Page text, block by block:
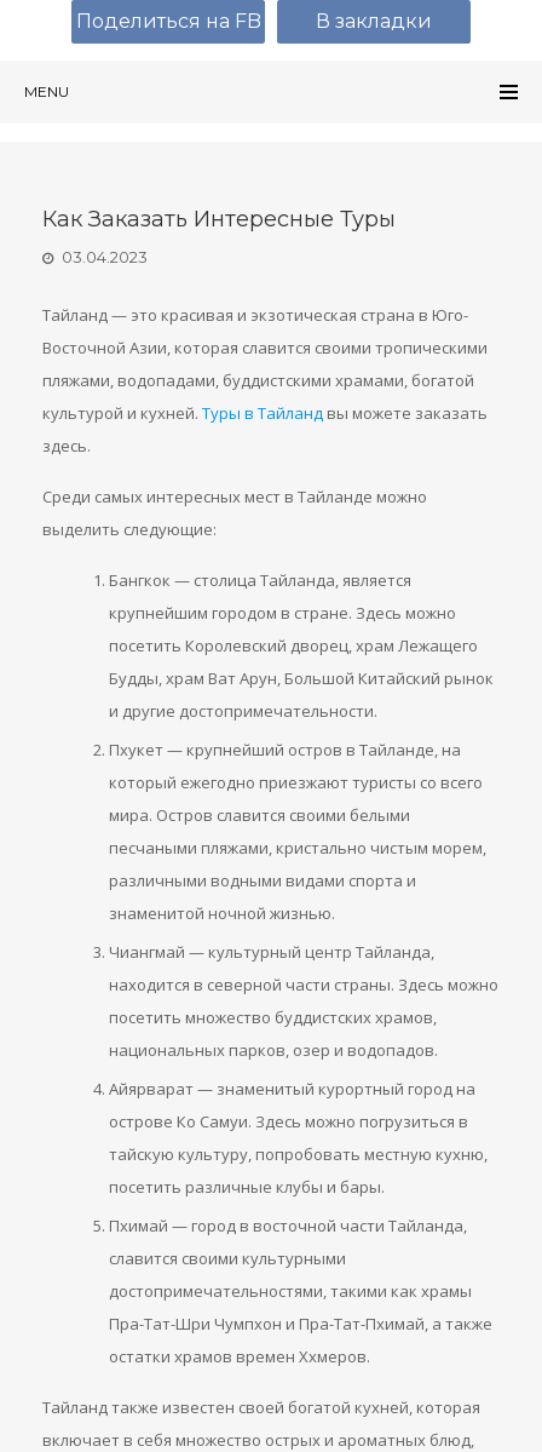
MENU
Как Заказать Интересные Туры
03.04.2023
Тайланд — это красивая и экзотическая страна в Юго-
Восточной Азии, которая славится своими тропическими
пляжами, водопадами, буддистскими храмами, богатой
культурой и кухней. Туры в Тайланд вы можете заказать
здесь.
Среди самых интересных мест в Тайланде можно
выделить следующие:
Бангкок — столица Тайланда, является
крупнейшим городом в стране. Здесь можно
посетить Королевский дворец, храм Лежащего
Будды, храм Ват Арун, Большой Китайский рынок
и другие достопримечательности.
Пхукет — крупнейший остров в Тайланде, на
который ежегодно приезжают туристы со всего
мира. Остров славится своими белыми
песчаными пляжами, кристально чистым морем,
различными водными видами спорта и
знаменитой ночной жизнью.
Чиангмай — культурный центр Тайланда,
находится в северной части страны. Здесь можно
посетить множество буддистских храмов,
национальных парков, озер и водопадов.
Айярварат — знаменитый курортный город на
острове Ко Самуи. Здесь можно погрузиться в
тайскую культуру, попробовать местную кухню,
посетить различные клубы и бары.
Пхимай — город в восточной части Тайланда,
славится своими культурными
достопримечательностями, такими как храмы
Пра-Тат-Шри Чумпхон и Пра-Тат-Пхимай, а также
остатки храмов времен Ххмеров.
Тайланд также известен своей богатой кухней, которая
включает в себя множество острых и ароматных блюд,
Поделиться на FB В закладки